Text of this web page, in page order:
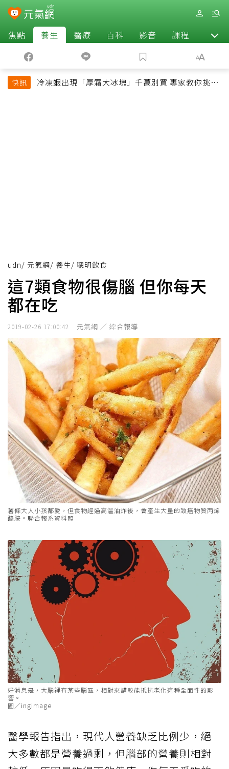
焦點 養生 醫療 百科 影音 課程 退休
快訊
冷凍蝦出現「厚霜大冰塊」千萬別買 專家教你挑出
udn/ 元氣網/ 養生/ 聰明飲食
這7類食物很傷腦 但你每天
都在吃
2019-02-26 17:00:42 元氣網 ／ 綜合報導
薯條大人小孩都愛，但食物經過高溫油炸後，會產生大量的致癌物質丙烯
醯胺。聯合報系資料照
好消息是，大腦裡有某些腦區，相對來講較能抵抗老化這種全面性的影
響。
圖／ingimage
醫學報告指出，現代人營養缺乏比例少，絕
大多數都是營養過剩，但腦部的營養則相對